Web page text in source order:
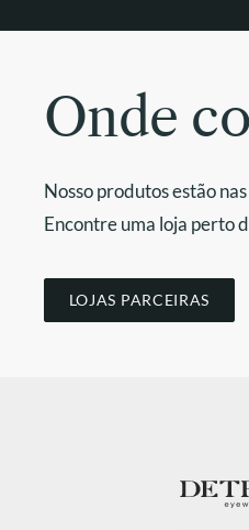
Onde
Nosso produtos estão
Encontre uma loja perto
LOJAS PARCEIRAS